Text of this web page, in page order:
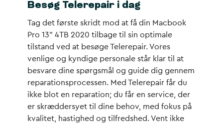
Besøg Telerepair i dag
Tag det første skridt mod at få din Macbook
Pro 13″ 4TB 2020 tilbage til sin optimale
tilstand ved at besøge Telerepair. Vores
venlige og kyndige personale står klar til at
besvare dine spørgsmål og guide dig gennem
reparationsprocessen. Med Telerepair får du
ikke blot en reparation; du får en service, der
er skræddersyet til dine behov, med fokus på
kvalitet, hastighed og tilfredshed. Vent ikke